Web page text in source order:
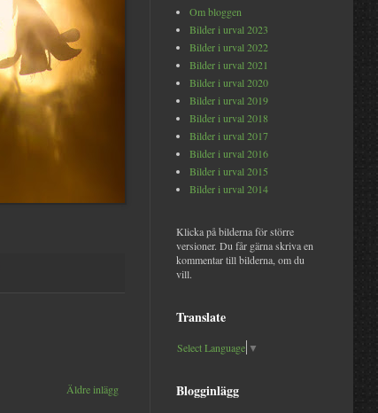
Äldre inlägg
Om bloggen
Bilder i urval 2023
Bilder i urval 2022
Bilder i urval 2021
Bilder i urval 2020
Bilder i urval 2019
Bilder i urval 2018
Bilder i urval 2017
Bilder i urval 2016
Bilder i urval 2015
Bilder i urval 2014
Klicka på bilderna för större
versioner. Du får gärna skriva en
kommentar till bilderna, om du
vill.
Translate
Select Language ▼
Blogginlägg